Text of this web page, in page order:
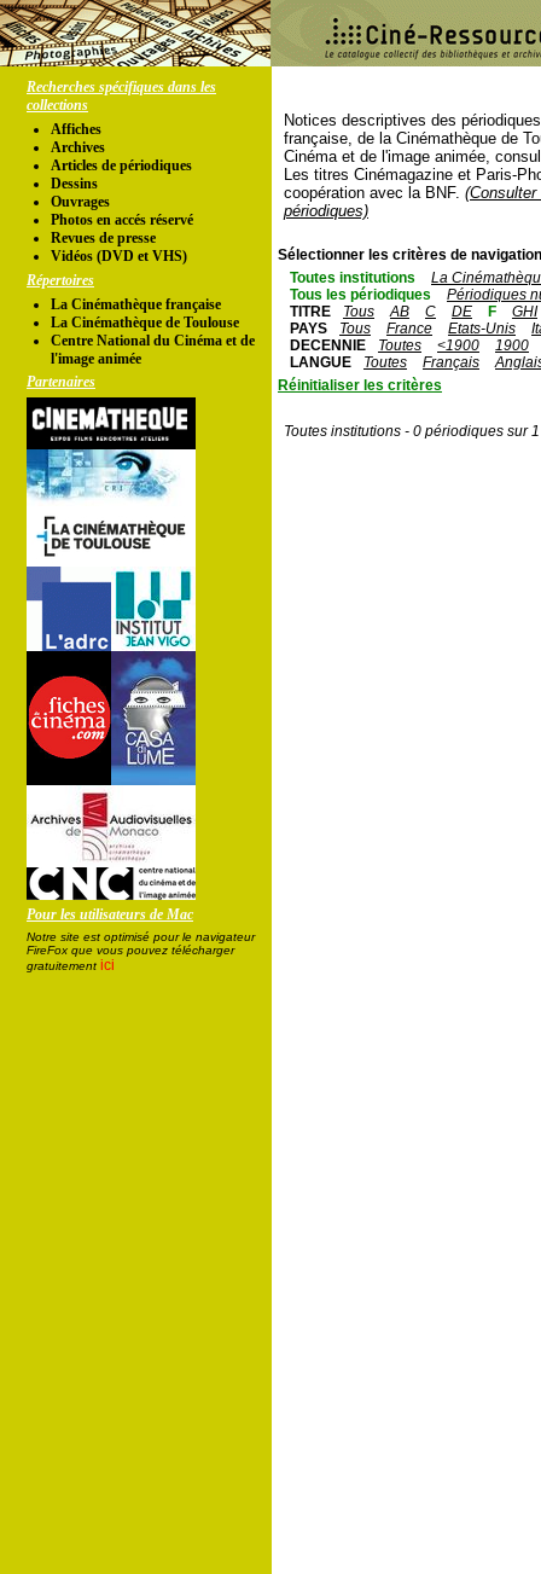
Recherches spécifiques dans les
collections
Affiches
Archives
Articles de périodiques
Dessins
Ouvrages
Photos en accés réservé
Revues de presse
Vidéos (DVD et VHS)
Répertoires
La Cinémathèque française
La Cinémathèque de Toulouse
Centre National du Cinéma et de
l'image animée
Partenaires
Pour les utilisateurs de Mac
Notre site est optimisé pour le navigateur
FireFox que vous pouvez télécharger
gratuitement ici
Notices descriptives des
française, de la Cinémathèque de
Cinéma et de l'image animée,
Les titres Cinémagazine et Paris-
coopération avec la BNF.
périodiques)
Sélectionner les critères de
Toutes institutions
La
Tous les périodiques
Périodiques
TITRE
Tous AB C DE F
GHI
PAYS
Tous France Etats-Unis
DECENNIE
Toutes <1900
1900
LANGUE
Toutes Français
Réinitialiser les critères
Toutes institutions - 0 périodiques sur